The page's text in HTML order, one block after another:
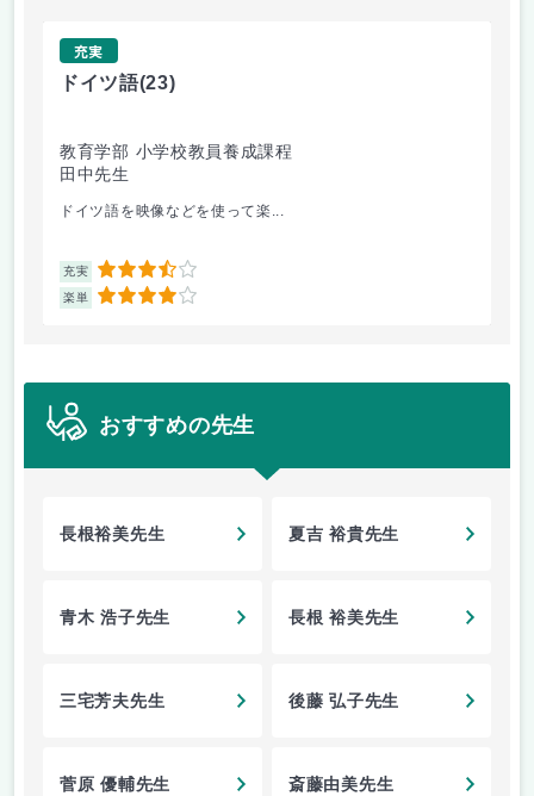
充実
ドイツ語(23)
教育学部 小学校教員養成課程
田中先生
ドイツ語を映像などを使って楽...
充実 3.5
楽単 4
おすすめの先生
長根裕美先生 夏吉 裕貴先生
青木 浩子先生 長根 裕美先生
三宅芳夫先生 後藤 弘子先生
菅原 優輔先生 斎藤由美先生